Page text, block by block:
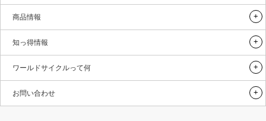
商品情報
知っ得情報
ワールドサイクルって何
お問い合わせ